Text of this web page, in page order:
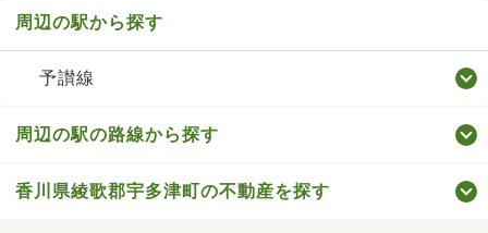
周辺の駅から探す
予讃線
周辺の駅の路線から探す
香川県綾歌郡宇多津町の不動産を探す